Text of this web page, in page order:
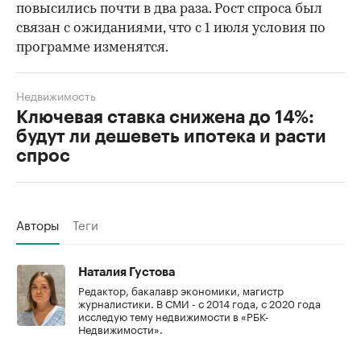
повысились почти в два раза. Рост спроса был
связан с ожиданиями, что с 1 июля условия по
программе изменятся.
Ключевая ставка снижена до 14%:
будут ли дешеветь ипотека и расти
спрос
Недвижимость
Авторы Теги
Наталия Густова
Редактор, бакалавр экономики, магистр
журналистики. В СМИ - с 2014 года, с 2020 года
исследую тему недвижимости в «РБК-
Недвижимости».